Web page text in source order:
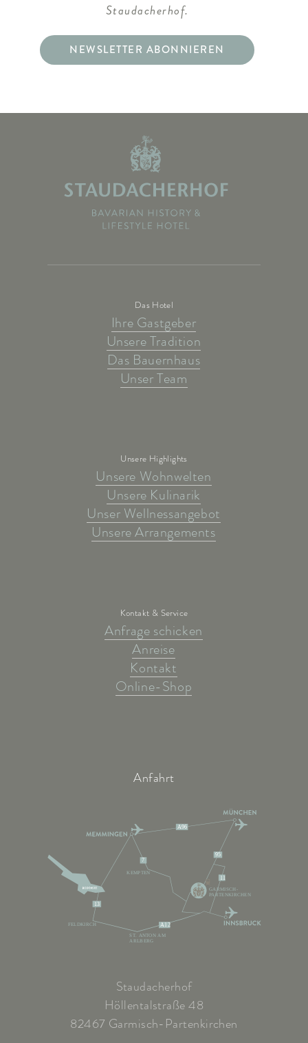
Staudacherhof.
NEWSLETTER ABONNIEREN
Das Hotel
Ihre Gastgeber
Unsere Tradition
Das Bauernhaus
Unser Team
Unsere Highlights
Unsere Wohnwelten
Unsere Kulinarik
Unser Wellnessangebot
Unsere Arrangements
Kontakt & Service
Anfrage schicken
Anreise
Kontakt
Online-Shop
Anfahrt
A96
95
11
7
A12
13
KEMPTEN
ST. ANTON AM
ARLBERG
FELDKIRCH
GARMISCH-
PARTENKIRCHEN
Staudacherhof
Höllentalstraße 48
82467 Garmisch-Partenkirchen